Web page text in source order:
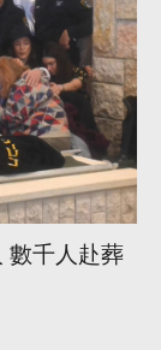
數千人赴葬